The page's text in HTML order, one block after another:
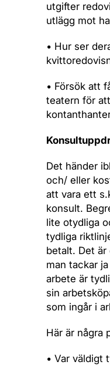
utgifter
utlägg mot
• Hur ser
• Försök att
teatern för
Det händer
och/ eller
att vara ett
konsult.
lite otydliga
tydliga
betalt. Det
man tackar
arbete är
sin
som ingår i
Här är några
• Var väldigt